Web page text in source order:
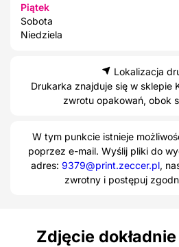
Piątek
Sobota
Niedziela
Lokalizacja
Drukarka znajduje się w sklepie
zwrotu opakowań, obok
W tym punkcie istnieje
poprzez e-mail. Wyślij pliki do
adres: 9379@print.zeccer.pl,
zwrotny i postępuj
Zdjęcie